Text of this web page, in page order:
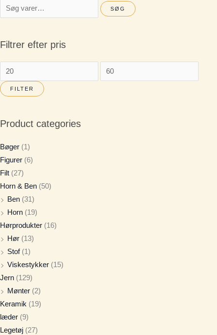
SØG
Filtrer efter pris
FILTER
Product categories
Bøger (1)
Figurer (6)
Filt (27)
Horn & Ben (50)
Ben (31)
Horn (19)
Hørprodukter (16)
Hør (13)
Stof (1)
Viskestykker (15)
Jern (129)
Mønter (2)
Keramik (19)
læder (9)
Legetøj (27)